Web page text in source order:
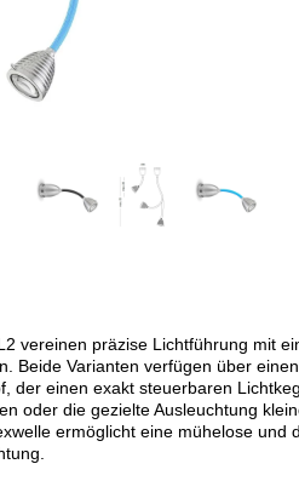
vereinen präzise Lichtführung mit
Beide Varianten verfügen über
der einen exakt steuerbaren
oder die gezielte Ausleuchtung
ermöglicht eine mühelose und